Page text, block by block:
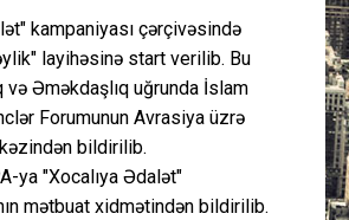
Cəmiyyət
Peşə etikası
Əlaqə
kampaniyası çərçivəsində
layihəsinə start verilib. Bu
və Əməkdaşlıq uğrunda İslam
Forumunun Avrasiya üzrə
bildirilib.
ya "Xocalıya Ədalət"
mətbuat xidmətindən bildirilib.